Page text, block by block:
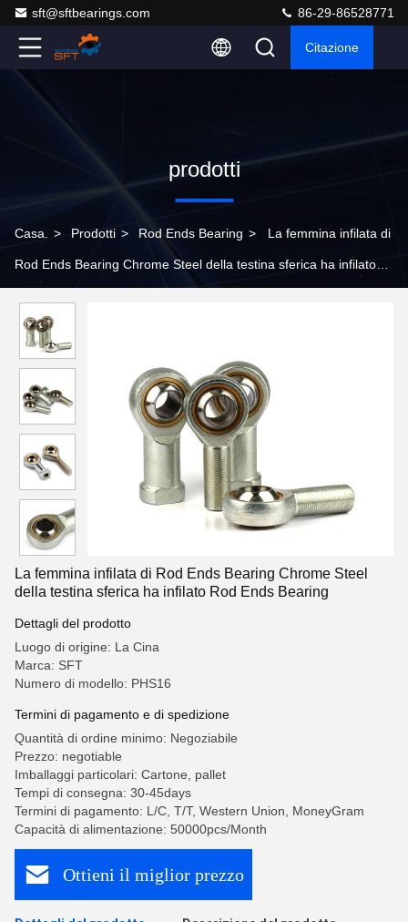
sft@sftbearings.com 86-29-86528771
Citazione
prodotti
Casa. > Prodotti > Rod Ends Bearing > La femmina infilata di
Rod Ends Bearing Chrome Steel della testina sferica ha infilato
La femmina infilata di Rod Ends Bearing Chrome Steel
della testina sferica ha infilato Rod Ends Bearing
Dettagli del prodotto
Luogo di origine: La Cina
Marca: SFT
Numero di modello: PHS16
Termini di pagamento e di spedizione
Quantità di ordine minimo: Negoziabile
Prezzo: negotiable
Imballaggi particolari: Cartone, pallet
Tempi di consegna: 30-45days
Termini di pagamento: L/C, T/T, Western Union, MoneyGram
Capacità di alimentazione: 50000pcs/Month
Ottieni il miglior prezzo